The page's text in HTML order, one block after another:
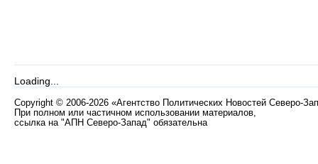
Loading...
Copyright © 2006-2026 «Агентство Политических Новостей Северо-
При полном или частичном использовании материалов,
ссылка на "АПН Северо-Запад" обязательна